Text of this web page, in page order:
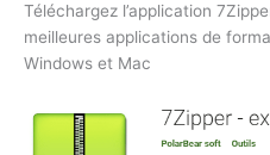
Téléchargez l’application
meilleures applications de
Windows et Mac